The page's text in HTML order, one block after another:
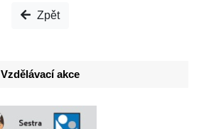
Zpět
Vzdělávací akce